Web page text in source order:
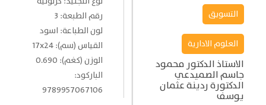
التسويق
العلوم الادارية
الاستاذ الدكتور محمود
جاسم الصميدعي
الدكتورة ردينة عثمان
يوسف
رقم الطبعة: 3
لون الطباعة: اسود
القياس (سم): 17x24
الوزن (كغم): 0.690
الباركود:
9789957067106